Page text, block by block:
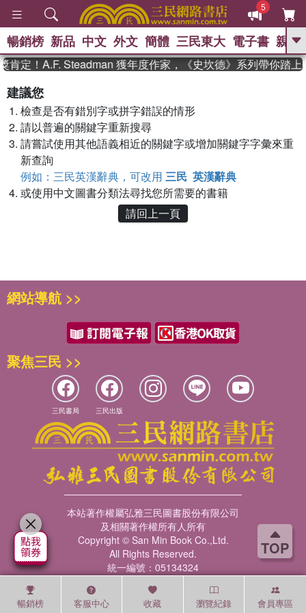
TOP
5
GO
推薦 、 國際布克獎 臺灣漫遊錄
念華
孩：黎曼猜想 、 偉大的迷走神經
暢銷榜 新品 中文 外文 簡體 三民東大 電子書 親子
肯定！A.F. Steadman 獲年度作家，《史坎德》系列帶你踏上
建議您
檢查是否有錯別字或拼字錯誤的情形
請以普遍的關鍵字重新搜尋
請嘗試使用其他語義相近的關鍵字或增加關鍵字字彙來重
新查詢
例如：三民英漢辭典，可改用 三民 英漢辭典
或使用中文圖書分類法尋找您所需要的書籍
請回上一頁
暢銷榜 客服中心 收藏 瀏覽紀錄 會員專區
網站導航 >>
聚焦三民 >>
三民書局 三民出版
本站著作權屬弘雅三民圖書股份有限公司
及相關著作權所有人所有
Copyright © San Min Book Co.,Ltd.
All Rights Reserved.
統一編號：05134324